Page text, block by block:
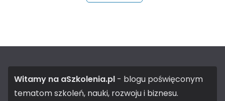
Witamy na aSzkolenia.pl - blogu poświęconym
tematom szkoleń, nauki, rozwoju i biznesu.